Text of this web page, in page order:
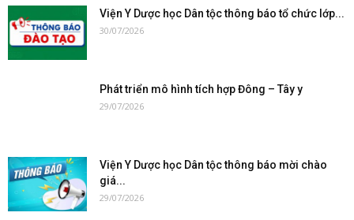
Viện Y Dược học Dân tộc thông báo tổ chức lớp...
30/07/2026
Phát triển mô hình tích hợp Đông – Tây y
29/07/2026
Viện Y Dược học Dân tộc thông báo mời chào
giá...
29/07/2026